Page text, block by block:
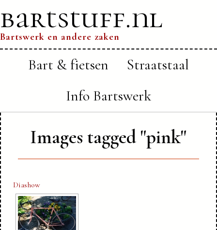
bartstuff.nl
Bartswerk en andere zaken
Bart & fietsen
Straatstaal
Info Bartswerk
Images tagged "pink"
Diashow